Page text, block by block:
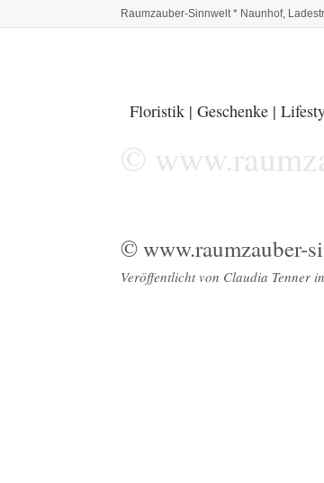
Raumzauber-Sinnwelt * Naunhof,
Floristik | Geschenke |
©
© www.raumzauber-
Veröffentlicht von Claudia Tenner in